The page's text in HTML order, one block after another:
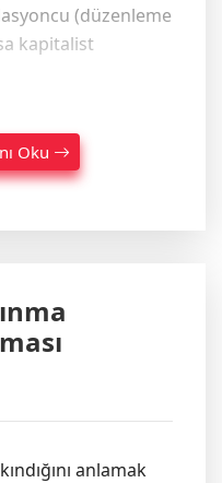
(düzenleme
Oku
anlamak